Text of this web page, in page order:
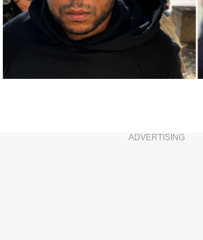
ADVERTISING